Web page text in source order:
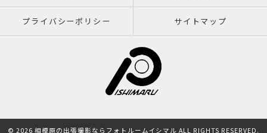
プライバシーポリシー サイトマップ
© 2026 相模原の出張撮影ならフォトルームイシマル ALL RIGHTS RESERVED.